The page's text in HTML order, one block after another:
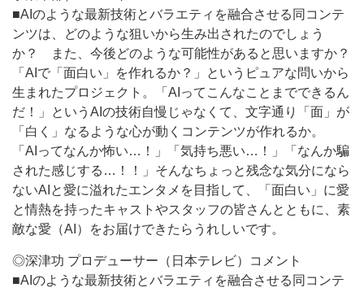
■AIのような最新技術とバラエティを融合させる同コンテ
ンツは、どのような狙いから生み出されたのでしょう
か？ また、今後どのような可能性があると思いますか？
「AIで「面白い」を作れるか？」というピュアな問いから
生まれたプロジェクト。「AIってこんなことまでできるん
だ！」というAIの技術自慢じゃなくて、文字通り「面」が
「白く」なるような心が動くコンテンツが作れるか。
「AIってなんか怖い…！」「気持ち悪い…！」「なんか騙
された感じする…！！」そんなちょっと残念な気分になら
ないAIと愛に溢れたエンタメを目指して、「面白い」に愛
と情熱を持ったキャストやスタッフの皆さんとともに、素
敵な愛（AI）をお届けできたらうれしいです。
◎深津功 プロデューサー（日本テレビ）コメント
■AIのような最新技術とバラエティを融合させる同コンテ